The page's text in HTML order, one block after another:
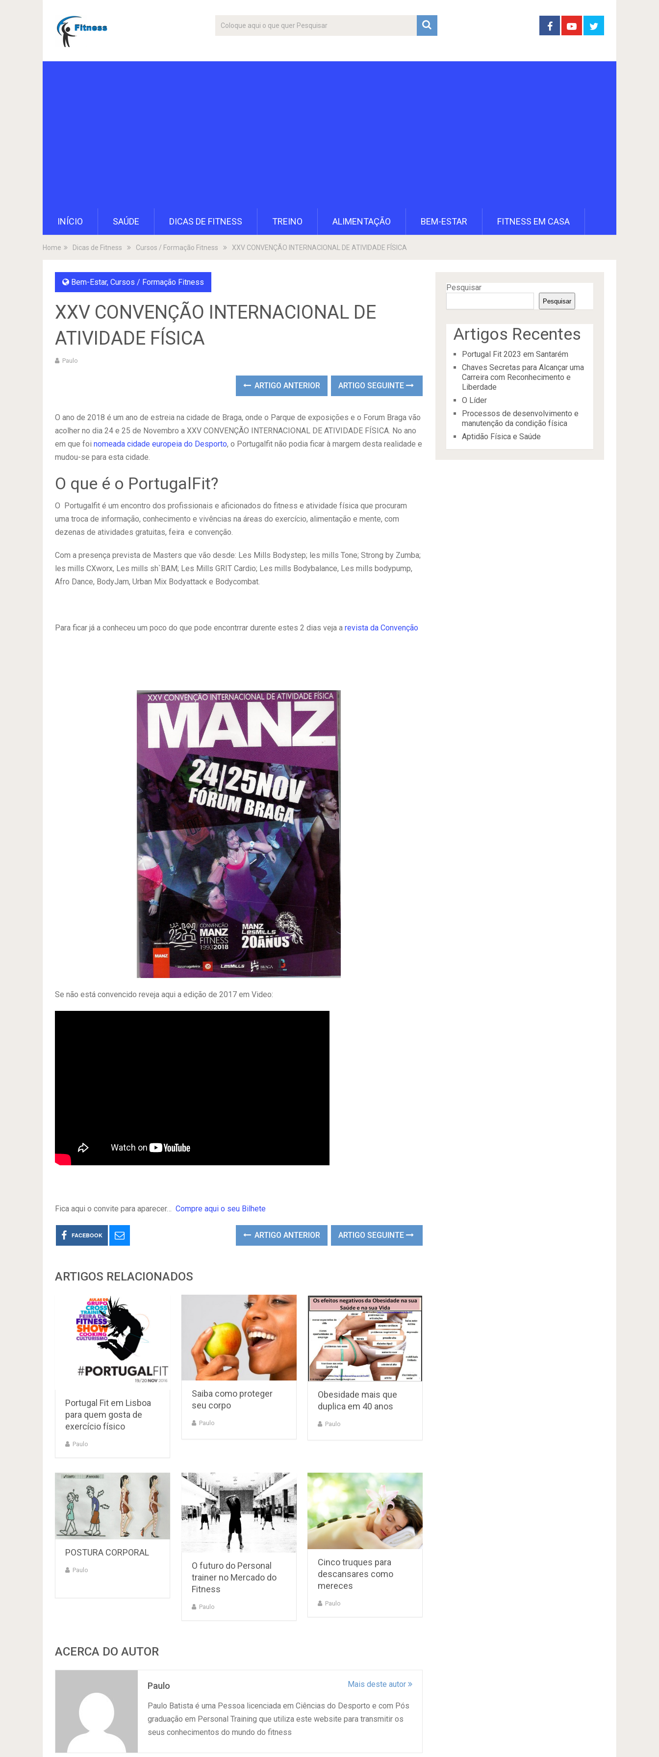
INÍCIO SAÚDE DICAS DE FITNESS TREINO ALIMENTAÇÃO BEM-ESTAR FITNESS EM CASA
Home Dicas de Fitness Cursos / Formação Fitness XXV CONVENÇÃO INTERNACIONAL DE ATIVIDADE FÍSICA
Bem-Estar, Cursos / Formação Fitness
XXV CONVENÇÃO INTERNACIONAL DE
ATIVIDADE FÍSICA
Paulo
ARTIGO ANTERIOR ARTIGO SEGUINTE
O ano de 2018 é um ano de estreia na cidade de Braga, onde o Parque de exposições e o Forum Braga vão
acolher no dia 24 e 25 de Novembro a XXV CONVENÇÃO INTERNACIONAL DE ATIVIDADE FÍSICA. No ano
em que foi nomeada cidade europeia do Desporto, o Portugalfit não podia ficar à margem desta realidade e
mudou-se para esta cidade.
O que é o PortugalFit?
O Portugalfit é um encontro dos profissionais e aficionados do fitness e atividade física que procuram
uma troca de informação, conhecimento e vivências na áreas do exercício, alimentação e mente, com
dezenas de atividades gratuitas, feira e convenção.
Com a presença prevista de Masters que vão desde: Les Mills Bodystep; les mills Tone; Strong by Zumba;
les mills CXworx, Les mills sh`BAM; Les Mills GRIT Cardio; Les mills Bodybalance, Les mills bodypump,
Afro Dance, BodyJam, Urban Mix Bodyattack e Bodycombat.
Para ficar já a conheceu um poco do que pode encontrrar durente estes 2 dias veja a revista da Convenção
Se não está convencido reveja aqui a edição de 2017 em Video:
Fica aqui o convite para aparecer… Compre aqui o seu Bilhete
FACEBOOK ARTIGO ANTERIOR ARTIGO SEGUINTE
ARTIGOS RELACIONADOS
Portugal Fit em Lisboa
para quem gosta de
exercício físico
Paulo
Saiba como proteger
seu corpo
Paulo
Obesidade mais que
duplica em 40 anos
Paulo
POSTURA CORPORAL
Paulo
O futuro do Personal
trainer no Mercado do
Fitness
Paulo
Cinco truques para
descansares como
mereces
Paulo
ACERCA DO AUTOR
Paulo Mais deste autor
Paulo Batista é uma Pessoa licenciada em Ciências do Desporto e com Pós
graduação em Personal Training que utiliza este website para transmitir os
seus conhecimentos do mundo do fitness
Pesquisar
Pesquisar
Artigos Recentes
Portugal Fit 2023 em Santarém
Chaves Secretas para Alcançar uma
Carreira com Reconhecimento e
Liberdade
O Líder
Processos de desenvolvimento e
manutenção da condição física
Aptidão Física e Saúde